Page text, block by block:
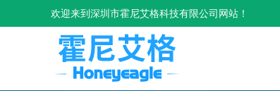
欢迎来到深圳市霍尼艾格科技有限公司网站！